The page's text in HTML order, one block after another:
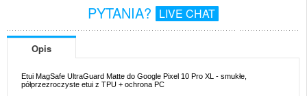
PYTANIA? LIVE CHAT
Opis
Etui MagSafe UltraGuard Matte do Google Pixel 10 Pro XL - smukłe,
półprzezroczyste etui z TPU + ochrona PC